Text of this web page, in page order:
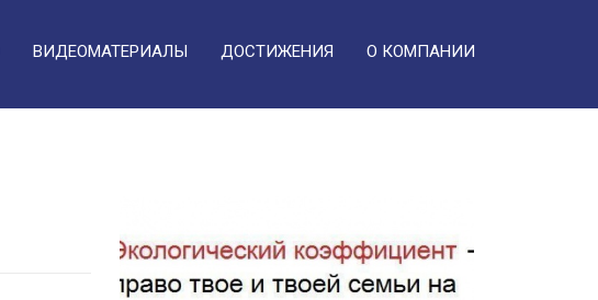
ВИДЕОМАТЕРИАЛЫ ДОСТИЖЕНИЯ О КОМПАНИИ